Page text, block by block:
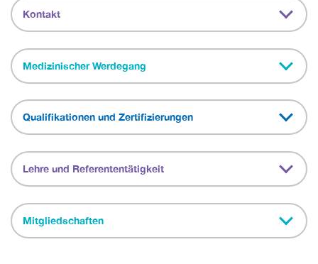
Kontakt
Medizinischer Werdegang
Qualifikationen und Zertifizierungen
Lehre und Referententätigkeit
Mitgliedschaften